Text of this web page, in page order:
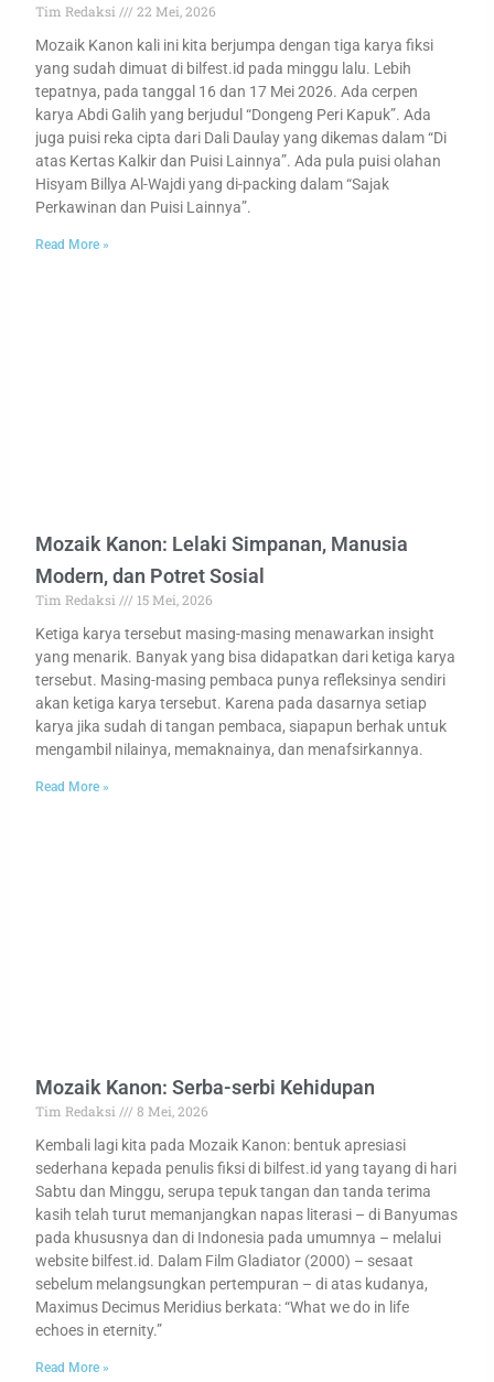
Tim Redaksi
22 Mei, 2026
Mozaik Kanon kali ini kita berjumpa dengan tiga karya fiksi
yang sudah dimuat di bilfest.id pada minggu lalu. Lebih
tepatnya, pada tanggal 16 dan 17 Mei 2026. Ada cerpen
karya Abdi Galih yang berjudul “Dongeng Peri Kapuk”. Ada
juga puisi reka cipta dari Dali Daulay yang dikemas dalam “Di
atas Kertas Kalkir dan Puisi Lainnya”. Ada pula puisi olahan
Hisyam Billya Al-Wajdi yang di-packing dalam “Sajak
Perkawinan dan Puisi Lainnya”.
Read More »
Mozaik Kanon: Lelaki Simpanan, Manusia
Modern, dan Potret Sosial
Tim Redaksi
15 Mei, 2026
Ketiga karya tersebut masing-masing menawarkan insight
yang menarik. Banyak yang bisa didapatkan dari ketiga karya
tersebut. Masing-masing pembaca punya refleksinya sendiri
akan ketiga karya tersebut. Karena pada dasarnya setiap
karya jika sudah di tangan pembaca, siapapun berhak untuk
mengambil nilainya, memaknainya, dan menafsirkannya.
Read More »
Mozaik Kanon: Serba-serbi Kehidupan
Tim Redaksi
8 Mei, 2026
Kembali lagi kita pada Mozaik Kanon: bentuk apresiasi
sederhana kepada penulis fiksi di bilfest.id yang tayang di hari
Sabtu dan Minggu, serupa tepuk tangan dan tanda terima
kasih telah turut memanjangkan napas literasi – di Banyumas
pada khususnya dan di Indonesia pada umumnya – melalui
website bilfest.id. Dalam Film Gladiator (2000) – sesaat
sebelum melangsungkan pertempuran – di atas kudanya,
Maximus Decimus Meridius berkata: “What we do in life
echoes in eternity.”
Read More »